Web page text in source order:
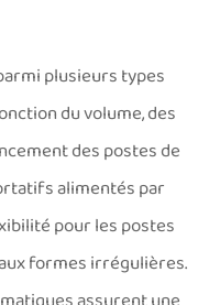
plusieurs types
du volume, des
des postes de
alimentés par
pour les postes
formes irrégulières.